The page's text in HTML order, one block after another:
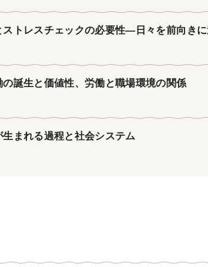
ストレスチェックの必要性―日々を前向き
誕生と価値性、労働と職場環境の関係
まれる過程と社会システム